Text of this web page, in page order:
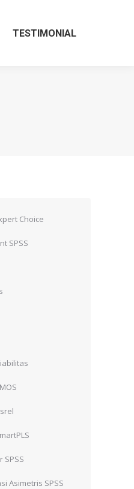
TESTIMONIAL
Choice
SPSS
SPSS
Asimetris SPSS